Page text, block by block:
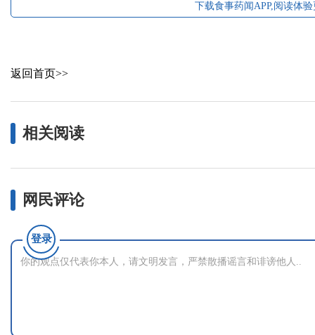
下载食事药闻APP,阅读体
返回首页>>
相关阅读
网民评论
登录